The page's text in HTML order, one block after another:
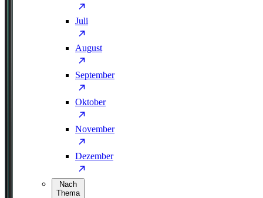
Juli
August
September
Oktober
November
Dezember
Nach
Thema